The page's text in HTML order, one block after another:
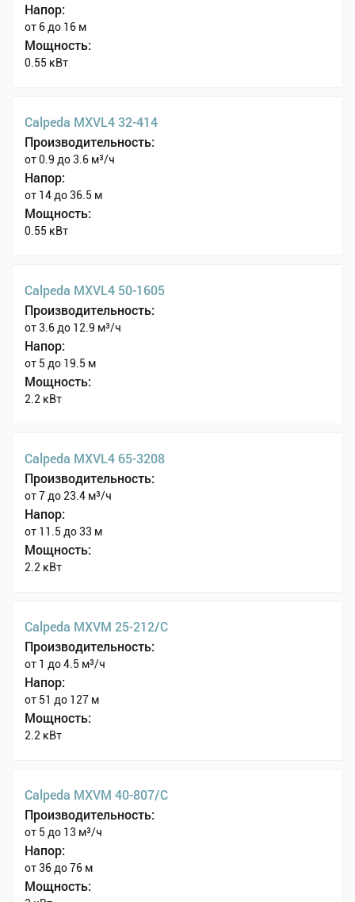
Напор:
от 6 до 16 м
Мощность:
0.55 кВт
Calpeda MXVL4 32-414
Производительность:
от 0.9 до 3.6 м³/ч
Напор:
от 14 до 36.5 м
Мощность:
0.55 кВт
Calpeda MXVL4 50-1605
Производительность:
от 3.6 до 12.9 м³/ч
Напор:
от 5 до 19.5 м
Мощность:
2.2 кВт
Calpeda MXVL4 65-3208
Производительность:
от 7 до 23.4 м³/ч
Напор:
от 11.5 до 33 м
Мощность:
2.2 кВт
Calpeda MXVM 25-212/C
Производительность:
от 1 до 4.5 м³/ч
Напор:
от 51 до 127 м
Мощность:
2.2 кВт
Calpeda MXVM 40-807/C
Производительность:
от 5 до 13 м³/ч
Напор:
от 36 до 76 м
Мощность: